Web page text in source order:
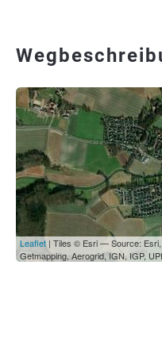
Leaflet | Tiles © Esri — Source: Esri,
Getmapping, Aerogrid, IGN, IGP,